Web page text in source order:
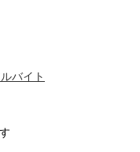
バイト